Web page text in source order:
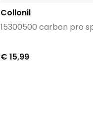
Collonil
15300500 carbon pro
€ 15,99